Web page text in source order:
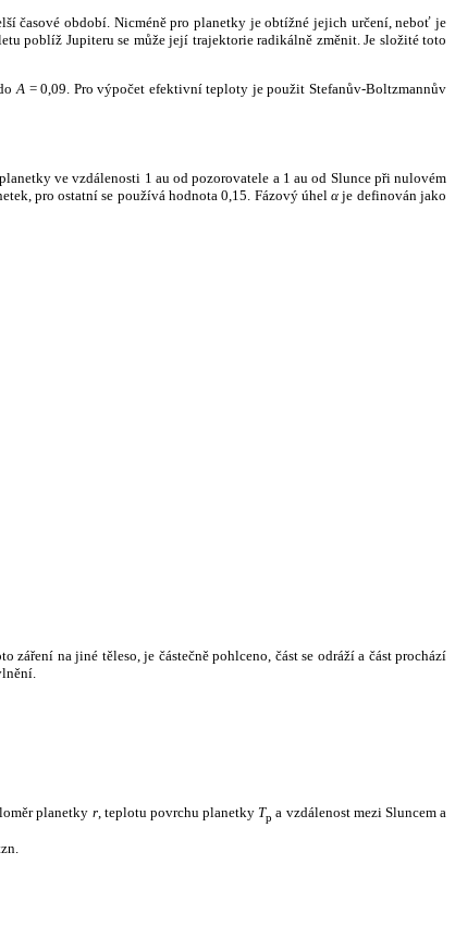
časové období. Nicméně pro planetky je obtížné jejich určení, neboť je
poblíž Jupiteru se může její trajektorie radikálně změnit. Je složité toto
A = 0,09. Pro výpočet efektivní teploty je použit Stefanův-Boltzmannův
ve vzdálenosti 1 au od pozorovatele a 1 au od Slunce při nulovém
pro ostatní se používá hodnota 0,15. Fázový úhelα je definován jako
na jiné těleso, je částečně pohlceno, část se odráží a část prochází
planetky r, teplotu povrchu planetky Tp a vzdálenost mezi Sluncem a